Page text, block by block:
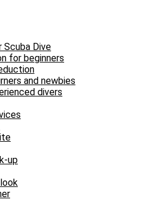
Scuba Dive
for beginners
and newbies
divers
up